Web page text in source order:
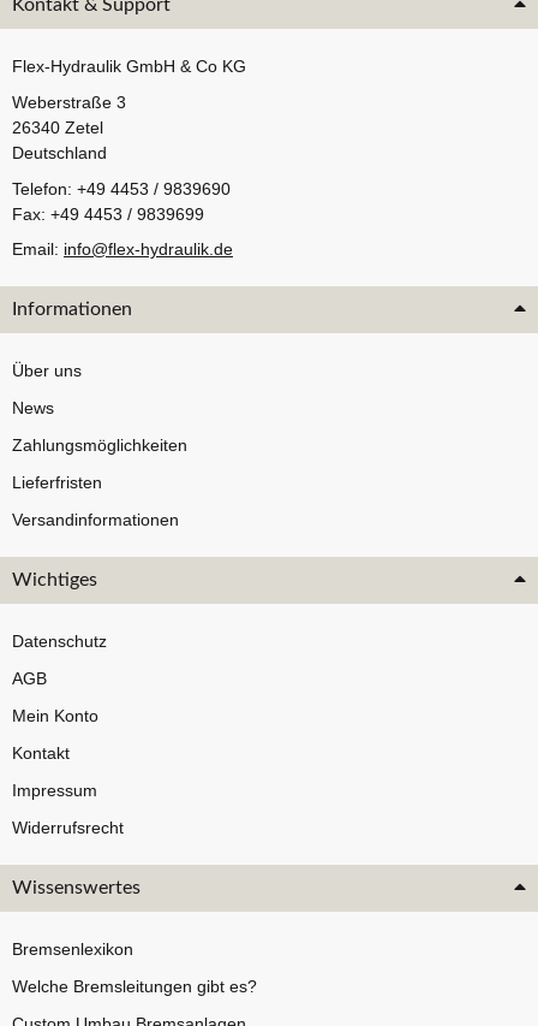
Kontakt & Support
Flex-Hydraulik GmbH & Co KG
Weberstraße 3
26340 Zetel
Deutschland
Telefon: +49 4453 / 9839690
Fax: +49 4453 / 9839699
Email: info@flex-hydraulik.de
Informationen
Über uns
News
Zahlungsmöglichkeiten
Lieferfristen
Versandinformationen
Wichtiges
Datenschutz
AGB
Mein Konto
Kontakt
Impressum
Widerrufsrecht
Wissenswertes
Bremsenlexikon
Welche Bremsleitungen gibt es?